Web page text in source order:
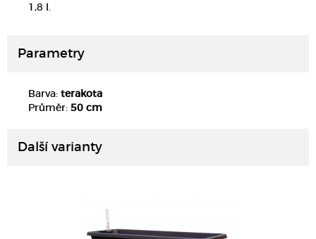
1,8 l.
Parametry
Barva: terakota
Průměr: 50 cm
Další varianty